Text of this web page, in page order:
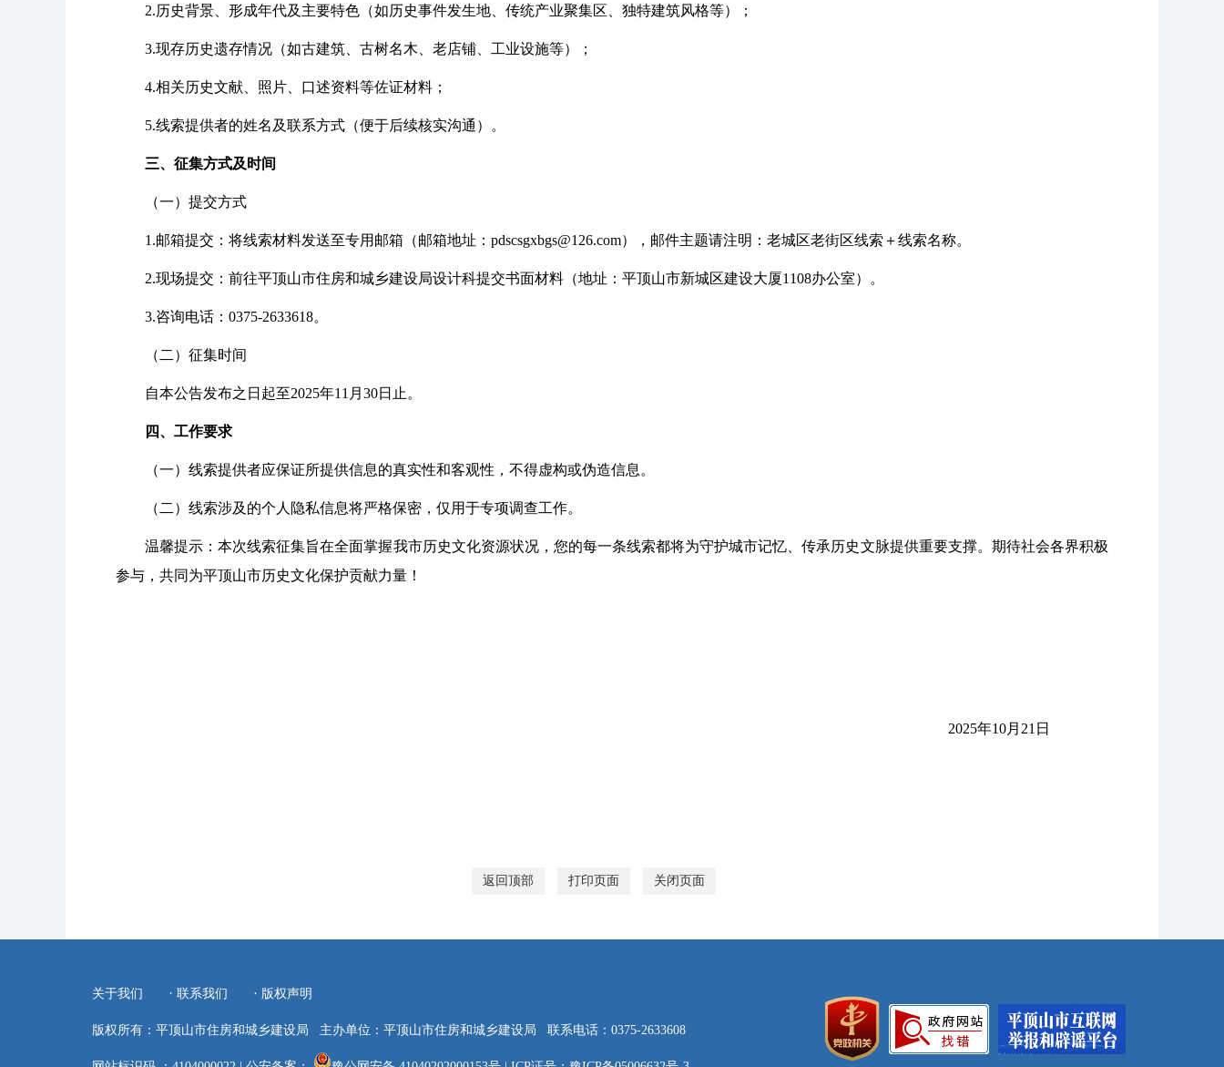
2.历史背景、形成年代及主要特色（如历史事件发生地、传统产业聚集区、独特建筑风格等）；
3.现存历史遗存情况（如古建筑、古树名木、老店铺、工业设施等）；
4.相关历史文献、照片、口述资料等佐证材料；
5.线索提供者的姓名及联系方式（便于后续核实沟通）。
三、征集方式及时间
（一）提交方式
1.邮箱提交：将线索材料发送至专用邮箱（邮箱地址： pdscsgxbgs@126.com），邮件主题请注明：老城区老街区线索＋线索名称。
2.现场提交：前往平顶山市住房和城乡建设局设计科提交书面材料（地址： 平顶山市新城区建设大厦1108办公室）。
3.咨询电话： 0375-2633618。
（二）征集时间
自本公告发布之日起至2025年1 1 月 30日止。
四、工作要求
（一）线索提供者应保证所提供信息的真实性和客观性，不得虚构或伪造信息。
（二）线索涉及的个人隐私信息将严格保密，仅用于专项调查工作。
温馨提示：本次线索征集旨在全面掌握我市历史文化资源状况，您的每一条线索都将为守护城市记忆、传承历史文脉提供重要支撑。期待社会各界积极
参与，共同为平顶山市历史文化保护贡献力量！
2025年10月21日
返回顶部 打印页面 关闭页面
关于我们 · 联系我们 · 版权声明
版权所有：平顶山市住房和城乡建设局 主办单位：平顶山市住房和城乡建设局 联系电话：0375-2633608